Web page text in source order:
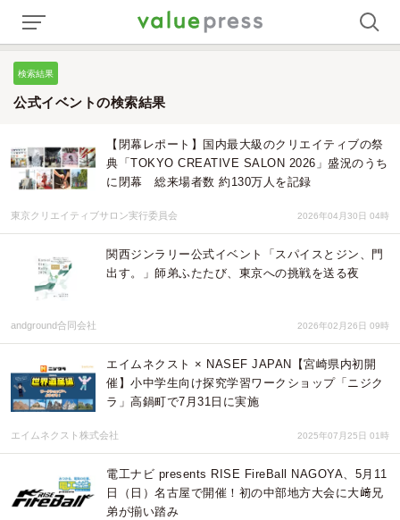
検索結果
公式イベントの検索結果
【閉幕レポート】国内最大級のクリエイティブの祭
典「TOKYO CREATIVE SALON 2026」盛況のうち
に閉幕 総来場者数 約130万人を記録
東京クリエイティブサロン実行委員会 2026年04月30日 04時
関西ジンラリー公式イベント「スパイスとジン、門
出す。」師弟ふたたび、東京への挑戦を送る夜
andground合同会社 2026年02月26日 09時
エイムネクスト × NASEF JAPAN【宮崎県内初開
催】小中学生向け探究学習ワークショップ「ニジク
ラ」高鍋町で7月31日に実施
エイムネクスト株式会社 2025年07月25日 01時
電工ナビ presents RISE FireBall NAGOYA、5月11
日（日）名古屋で開催！初の中部地方大会に大﨑兄
弟が揃い踏み